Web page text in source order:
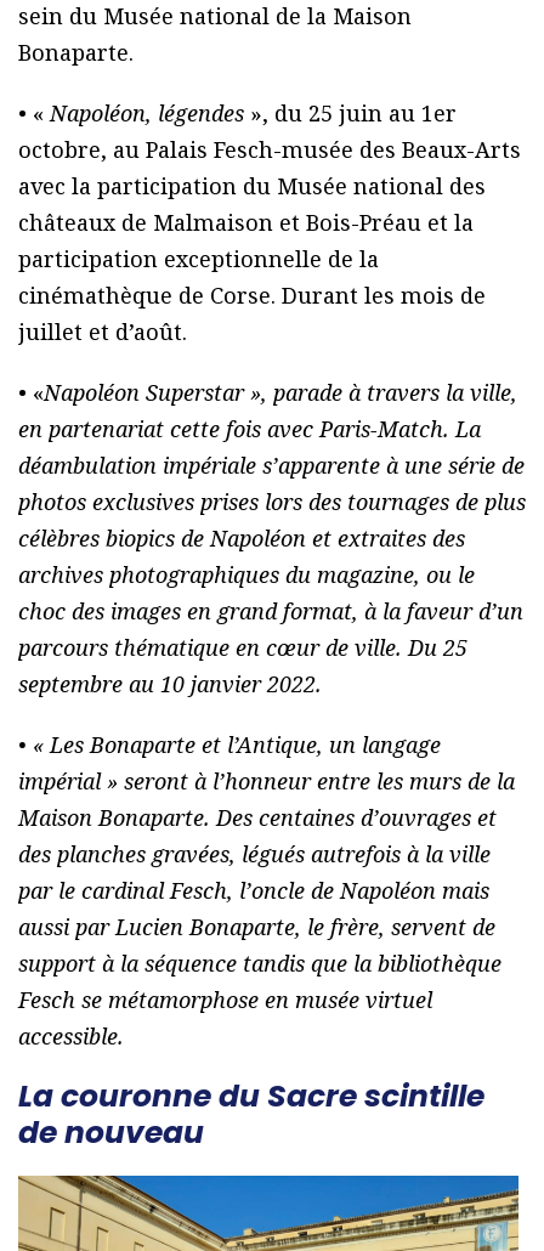
sein du Musée national de la Maison
Bonaparte.
• « Napoléon, légendes », du 25 juin au 1er
octobre, au Palais Fesch-musée des Beaux-Arts
avec la participation du Musée national des
châteaux de Malmaison et Bois-Préau et la
participation exceptionnelle de la
cinémathèque de Corse. Durant les mois de
juillet et d’août.
• «Napoléon Superstar », parade à travers la ville,
en partenariat cette fois avecParis-Match. La
déambulation impériale s’apparente à une série de
photos exclusives prises lors des tournages de plus
célèbres biopics de Napoléon et extraites des
archives photographiques du magazine, ou le
choc des images en grand format, à la faveur d’un
parcours thématique en cœur de ville. Du 25
septembre au 10 janvier 2022.
• «Les Bonaparte et l’Antique, un langage
impérial» seront à l’honneur entre les murs de la
Maison Bonaparte. Des centaines d’ouvrages et
des planches gravées, légués autrefois à la ville
par le cardinal Fesch, l’oncle de Napoléon mais
aussi par Lucien Bonaparte, le frère, servent de
support à la séquence tandis que la bibliothèque
Fesch se métamorphose en musée virtuel
accessible.
La couronne du Sacre scintille
de nouveau